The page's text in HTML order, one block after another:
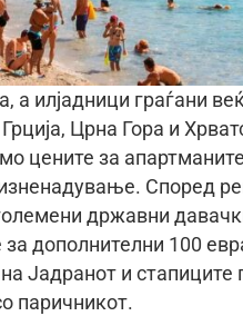
а илјадници граѓани
Црна Гора и
цените за
Според
државни
дополнителни 100
Јадранот и
паричникот.